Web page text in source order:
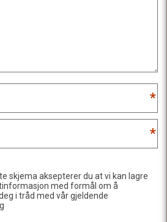
*
*
skjema aksepterer du at vi kan lagre
med formål om å
i tråd med vår gjeldende